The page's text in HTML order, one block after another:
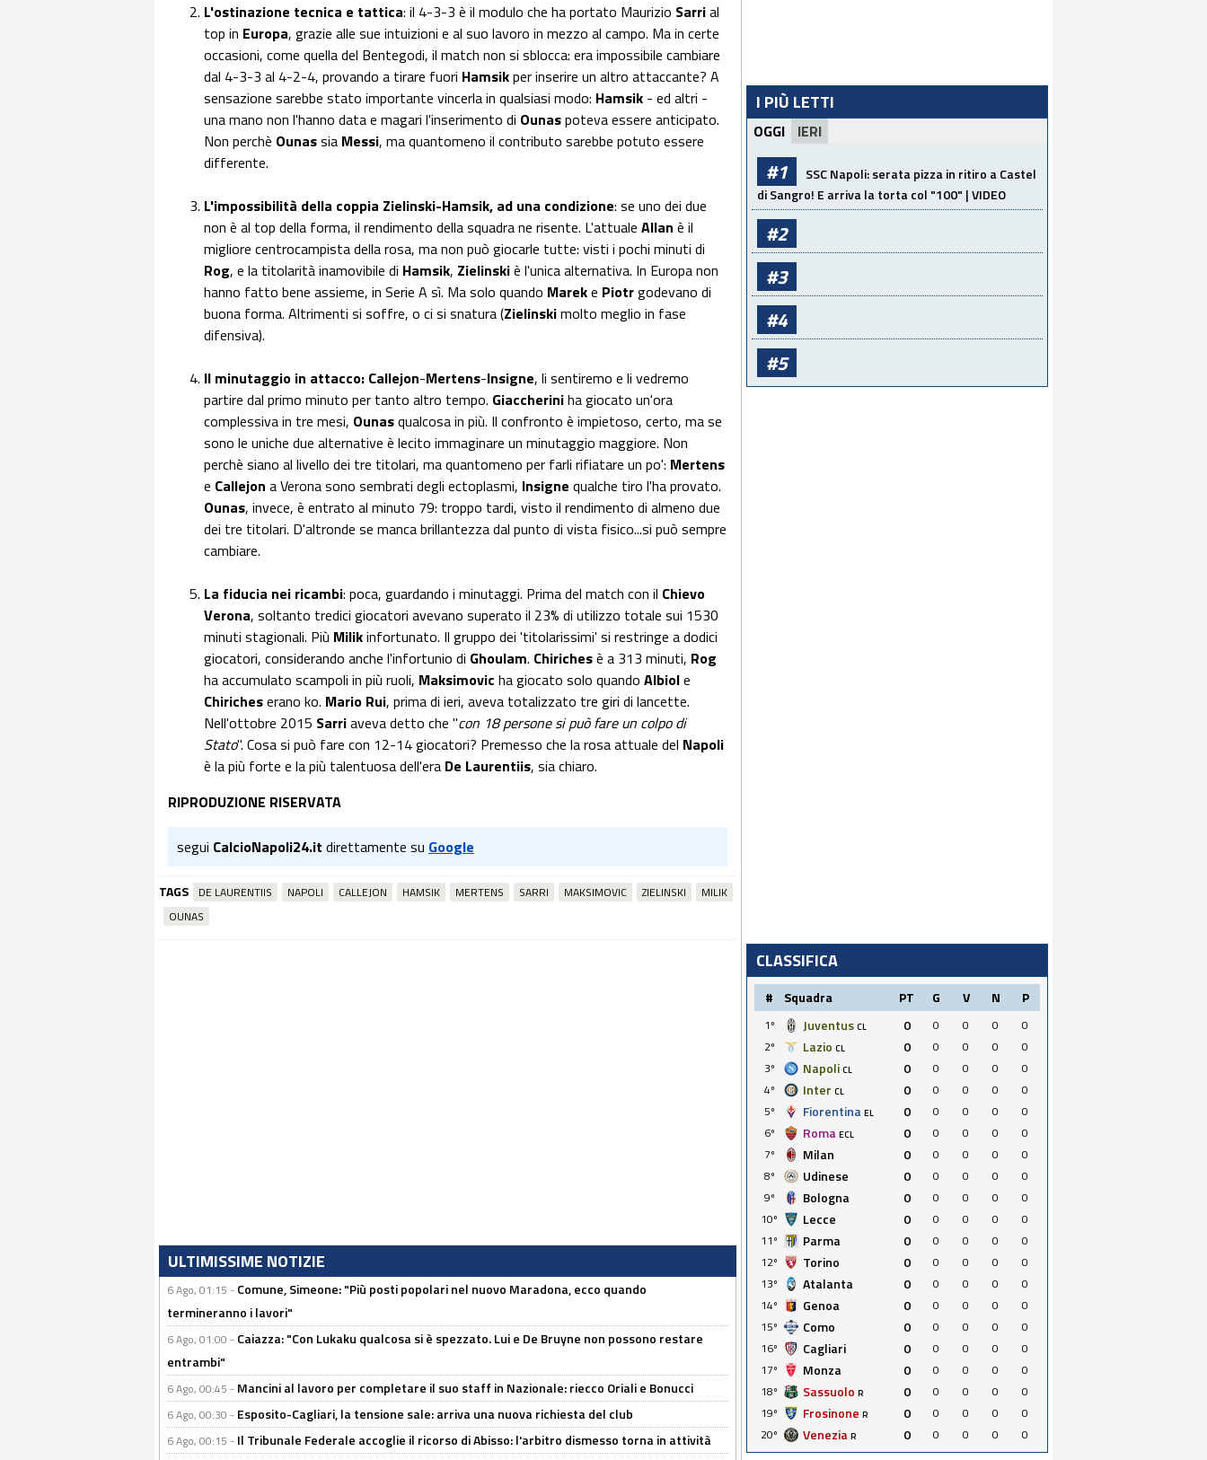
L'ostinazione tecnica e tattica: il 4-3-3 è il modulo che ha portato Maurizio Sarrial
top in Europa, grazie alle sue intuizioni e al suo lavoro in mezzo al campo. Ma in certe
occasioni, come quella del Bentegodi, il match non si sblocca: era impossibile cambiare
dal 4-3-3 al 4-2-4, provando a tirare fuori Hamsikper inserire un altro attaccante? A
sensazione sarebbe stato importante vincerla in qualsiasi modo: Hamsik - ed altri -
una mano non l'hanno data e magari l'inserimento di Ounaspoteva essere anticipato.
Non perchè Ounassia Messi, ma quantomeno il contributo sarebbe potuto essere
differente.
L'impossibilità della coppia Zielinski-Hamsik, ad una condizione: se uno dei due
non è al top della forma, il rendimento della squadra ne risente. L'attuale Allan è il
migliore centrocampista della rosa, ma non può giocarle tutte: visti i pochi minuti di
Rog, e la titolarità inamovibile di Hamsik, Zielinskiè l'unica alternativa. In Europa non
hanno fatto bene assieme, in Serie A sì. Ma solo quando Mareke Piotrgodevano di
buona forma. Altrimenti si soffre, o ci si snatura (Zielinskimolto meglio in fase
difensiva).
Il minutaggio in attacco: Callejon-Mertens-Insigne, li sentiremo e li vedremo
partire dal primo minuto per tanto altro tempo. Giaccheriniha giocato un'ora
complessiva in tre mesi, Ounasqualcosa in più. Il confronto è impietoso, certo, ma se
sono le uniche due alternative è lecito immaginare un minutaggio maggiore. Non
perchè siano al livello dei tre titolari, ma quantomeno per farli rifiatare un po': Mertens
e Callejon a Verona sono sembrati degli ectoplasmi, Insigne qualche tiro l'ha provato.
Ounas, invece, è entrato al minuto 79: troppo tardi, visto il rendimento di almeno due
dei tre titolari. D'altronde se manca brillantezza dal punto di vista fisico...si può sempre
cambiare.
La fiducia nei ricambi: poca, guardando i minutaggi. Prima del match con il Chievo
Verona, soltanto tredici giocatori avevano superato il 23% di utilizzo totale sui 1530
minuti stagionali. Più Milikinfortunato. Il gruppo dei 'titolarissimi' si restringe a dodici
giocatori, considerando anche l'infortunio di Ghoulam. Chirichesè a 313 minuti, Rog
ha accumulato scampoli in più ruoli, Maksimovic ha giocato solo quando Albiole
Chiricheserano ko. Mario Rui, prima di ieri, aveva totalizzato tre giri di lancette.
Nell'ottobre 2015 Sarriaveva detto che "con 18 persone si può fare un colpo di
Stato". Cosa si può fare con 12-14 giocatori? Premesso che la rosa attuale del Napoli
è la più forte e la più talentuosa dell'era De Laurentiis, sia chiaro.
RIPRODUZIONE RISERVATA
segui CalcioNapoli24.it direttamente su Google
TAGS DE LAURENTIIS NAPOLI CALLEJON HAMSIK MERTENS SARRI MAKSIMOVIC ZIELINSKI
MILIK
OUNAS
ULTIMISSIME NOTIZIE
6 Ago, 01:15 - Comune, Simeone: "Più posti popolari nel nuovo Maradona, ecco quando
termineranno i lavori"
6 Ago, 01:00 - Caiazza: "Con Lukaku qualcosa si è spezzato. Lui e De Bruyne non possono restare
entrambi"
6 Ago, 00:45 - Mancini al lavoro per completare il suo staff in Nazionale: riecco Oriali e Bonucci
6 Ago, 00:30 - Esposito-Cagliari, la tensione sale: arriva una nuova richiesta del club
6 Ago, 00:15 - Il Tribunale Federale accoglie il ricorso di Abisso: l'arbitro dismesso torna in attività
I PIÙ LETTI
OGGI IERI
#1
SSC Napoli: serata pizza in ritiro a Castel
di Sangro! E arriva la torta col "100" | VIDEO
#2
#3
#4
#5
CLASSIFICA
# Squadra PT G V N P
1º Juventus CL 0 0 0 0
0
2º
Lazio CL 0 0 0 0
0
3º
Napoli CL 0 0 0 0
0
4º
Inter CL 0 0 0 0
0
5º
Fiorentina EL 0 0 0 0
0
6º
Roma ECL 0 0 0 0
0
7º
Milan 0 0 0 0
0
8º
Udinese 0 0 0 0
0
9º
Bologna 0 0 0 0
0
10º
Lecce 0 0 0 0
0
11º
Parma 0 0 0 0
0
12º
Torino 0 0 0 0
0
13º
Atalanta 0 0 0 0
0
14º
Genoa 0 0 0 0
0
15º
Como 0 0 0 0
0
16º
Cagliari 0 0 0 0
0
17º
Monza 0 0 0 0
0
18º
Sassuolo R 0 0 0 0
0
19º
Frosinone R 0 0 0 0
0
20º
Venezia R 0 0 0 0 0